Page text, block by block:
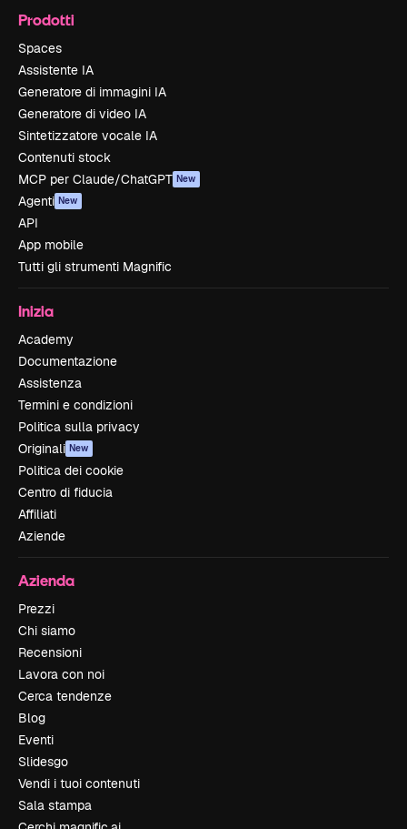
Prodotti
Spaces
Assistente IA
Generatore di immagini IA
Generatore di video IA
Sintetizzatore vocale IA
Contenuti stock
MCP per Claude/ChatGPT New
Agenti New
API
App mobile
Tutti gli strumenti Magnific
Inizia
Academy
Documentazione
Assistenza
Termini e condizioni
Politica sulla privacy
Originali New
Politica dei cookie
Centro di fiducia
Affiliati
Aziende
Azienda
Prezzi
Chi siamo
Recensioni
Lavora con noi
Cerca tendenze
Blog
Eventi
Slidesgo
Vendi i tuoi contenuti
Sala stampa